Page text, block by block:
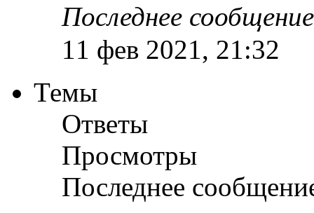
Последнее
11 фев 2021, 21:32
Темы
Ответы
Просмотры
Последнее